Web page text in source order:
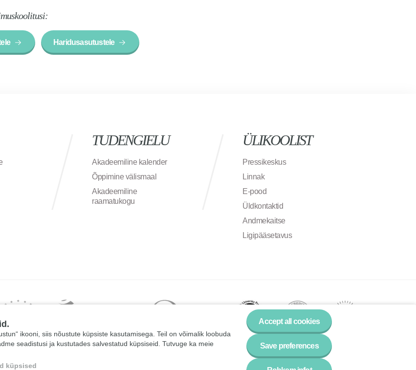
Haridusasutustele
TUDENGIELU
Akadeemiline kalender
Õppimine välismaal
Akadeemiline
raamatukogu
ÜLIKOOLIST
Pressikeskus
Linnak
E-pood
Üldkontaktid
Andmekaitse
Ligipääsetavus
ikooni, siis nõustute küpsiste kasutamisega. Teil on võimalik loobuda
seadistusi ja kustutades salvestatud küpsiseid. Tutvuge ka meie
küpsised
Accept all cookies
Save preferences